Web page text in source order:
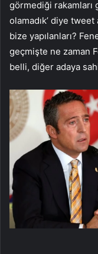
görmediği rakamları
olamadık’ diye
bize yapılanları?
geçmişte ne zaman
belli, diğer adaya